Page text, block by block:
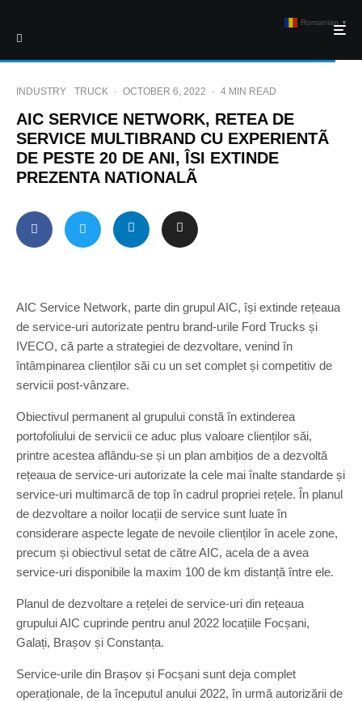
INDUSTRY TRUCK · OCTOBER 6, 2022 · 4 MIN READ
AIC SERVICE NETWORK, RETEA DE
SERVICE MULTIBRAND CU EXPERIENTÃ
DE PESTE 20 DE ANI, ÎSI EXTINDE
PREZENTA NATIONALÃ
AIC Service Network, parte din grupul AIC, își extinde rețeaua
de service-uri autorizate pentru brand-urile Ford Trucks și
IVECO, că parte a strategiei de dezvoltare, venind în
întâmpinarea clienților săi cu un set complet și competitiv de
servicii post-vânzare.
Obiectivul permanent al grupului constă în extinderea
portofoliului de servicii ce aduc plus valoare clienților săi,
printre acestea aflându-se și un plan ambițios de a dezvoltă
rețeaua de service-uri autorizate la cele mai înalte standarde și
service-uri multimarcă de top în cadrul propriei rețele. În planul
de dezvoltare a noilor locații de service sunt luate în
considerare aspecte legate de nevoile clienților în acele zone,
precum și obiectivul setat de către AIC, acela de a avea
service-uri disponibile la maxim 100 de km distanță între ele.
Planul de dezvoltare a rețelei de service-uri din rețeaua
grupului AIC cuprinde pentru anul 2022 locațiile Focșani,
Galați, Brașov și Constanța.
Service-urile din Brașov și Focșani sunt deja complet
operaționale, de la începutul anului 2022, în urmă autorizării de
Romanian ▼